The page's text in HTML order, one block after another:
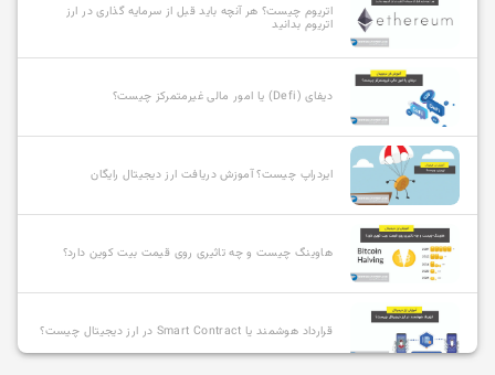
اتریوم چیست؟ هر آنچه باید قبل از سرمایه گذاری در ارز
اتریوم بدانید
دیفای (Defi) یا امور مالی غیرمتمرکز چیست؟
ایردراپ چیست؟ آموزش دریافت ارز دیجیتال رایگان
هاوینگ چیست و چه تاثیری روی قیمت بیت کوین دارد؟
قرارداد هوشمند یا Smart Contract در ارز دیجیتال چیست؟